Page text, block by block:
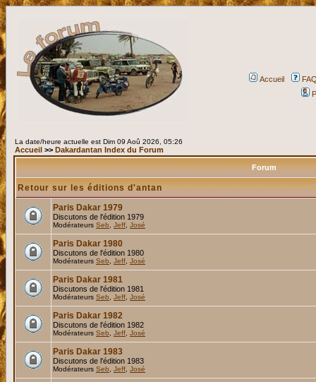
Accueil
La date/heure actuelle est Dim 09 Aoû 2026, 05:26
Accueil >> Dakardantan Index du Forum
Forum
Retour sur les éditions d'antan
Paris Dakar 1979
Discutons de l'édition 1979
Modérateurs Seb Jeff José
Paris Dakar 1980
Discutons de l'édition 1980
Modérateurs Seb Jeff José
Paris Dakar 1981
Discutons de l'édition 1981
Modérateurs Seb Jeff José
Paris Dakar 1982
Discutons de l'édition 1982
Modérateurs Seb Jeff José
Paris Dakar 1983
Discutons de l'édition 1983
Modérateurs Seb Jeff José